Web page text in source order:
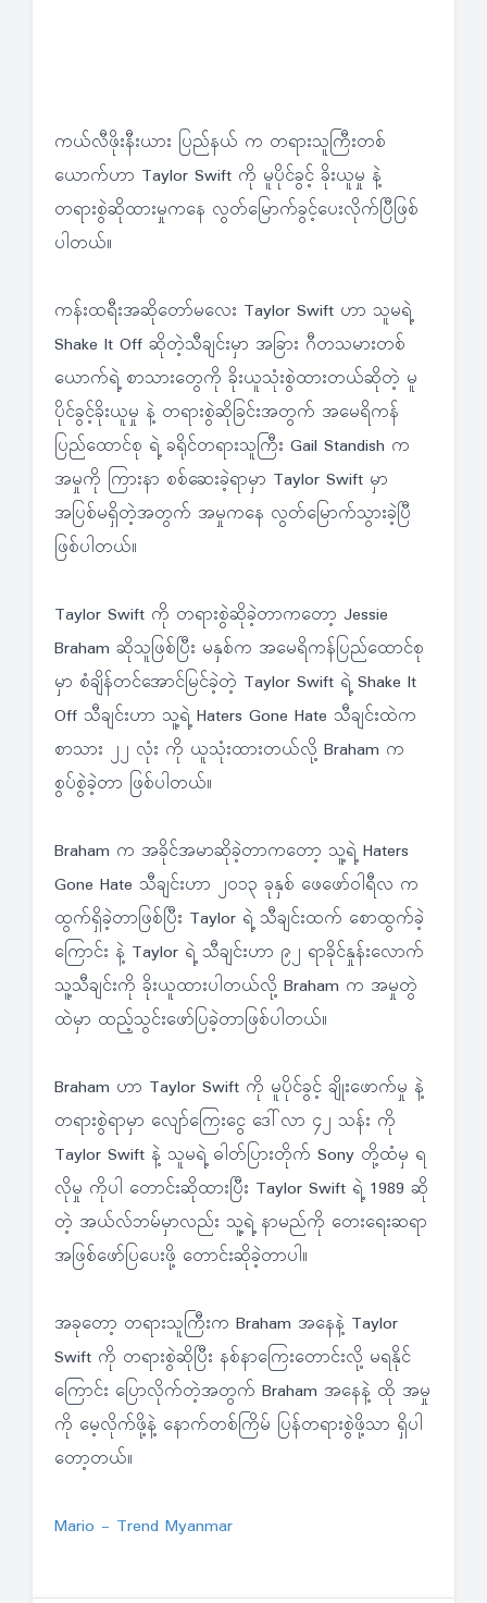
ကယ်လီဖိုးနီးယား ပြည်နယ် က တရားသူကြီးတစ်
ယောက်ဟာ Taylor Swift ကို မူပိုင်ခွင့် ခိုးယူမှု နဲ့
တရားစွဲဆိုထားမှုကနေ လွတ်မြောက်ခွင့်ပေးလိုက်ပြီဖြစ်
ပါတယ်။
ကန်းထရီးအဆိုတော်မလေး Taylor Swift ဟာ သူမရဲ့
Shake It Off ဆိုတဲ့သီချင်းမှာ အခြား ဂီတသမားတစ်
ယောက်ရဲ့ စာသားတွေကို ခိုးယူသုံးစွဲထားတယ်ဆိုတဲ့ မူ
ပိုင်ခွင့်ခိုးယူမှု နဲ့ တရားစွဲဆိုခြင်းအတွက် အမေရိကန်
ပြည်ထောင်စု ရဲ့ ခရိုင်တရားသူကြီး Gail Standish က
အမှုကို ကြားနာ စစ်ဆေးခဲ့ရာမှာ Taylor Swift မှာ
အပြစ်မရှိတဲ့အတွက် အမှုကနေ လွတ်မြောက်သွားခဲ့ပြီ
ဖြစ်ပါတယ်။
Taylor Swift ကို တရားစွဲဆိုခဲ့တာကတော့ Jessie
Braham ဆိုသူဖြစ်ပြီး မနှစ်က အမေရိကန်ပြည်ထောင်စု
မှာ စံချိန်တင်အောင်မြင်ခဲ့တဲ့ Taylor Swift ရဲ့ Shake It
Off သီချင်းဟာ သူ့ရဲ့ Haters Gone Hate သီချင်းထဲက
စာသား ၂၂ လုံး ကို ယူသုံးထားတယ်လို့ Braham က
စွပ်စွဲခဲ့တာ ဖြစ်ပါတယ်။
Braham က အခိုင်အမာဆိုခဲ့တာကတော့ သူ့ရဲ့ Haters
Gone Hate သီချင်းဟာ ၂၀၁၃ ခုနှစ် ဖေဖော်ဝါရီလ က
ထွက်ရှိခဲ့တာဖြစ်ပြီး Taylor ရဲ့ သီချင်းထက် စောထွက်ခဲ့
ကြောင်း နဲ့ Taylor ရဲ့ သီချင်းဟာ ၉၂ ရာခိုင်နှုန်းလောက်
သူ့သီချင်းကို ခိုးယူထားပါတယ်လို့ Braham က အမှုတွဲ
ထဲမှာ ထည့်သွင်းဖော်ပြခဲ့တာဖြစ်ပါတယ်။
Braham ဟာ Taylor Swift ကို မူပိုင်ခွင့် ချိုးဖောက်မှု နဲ့
တရားစွဲရာမှာ လျော်ကြေးငွေ ဒေါ်လာ ၄၂ သန်း ကို
Taylor Swift နဲ့ သူမရဲ့ ဓါတ်ပြားတိုက် Sony တို့ထံမှ ရ
လိုမှု ကိုပါ တောင်းဆိုထားပြီး Taylor Swift ရဲ့ 1989 ဆို
တဲ့ အယ်လ်ဘမ်မှာလည်း သူ့ရဲ့ နာမည်ကို တေးရေးဆရာ
အဖြစ်ဖော်ပြပေးဖို့ တောင်းဆိုခဲ့တာပါ။
အခုတော့ တရားသူကြီးက Braham အနေနဲ့ Taylor
Swift ကို တရားစွဲဆိုပြီး နစ်နာကြေးတောင်းလို့ မရနိုင်
ကြောင်း ပြောလိုက်တဲ့အတွက် Braham အနေနဲ့ ထို အမှု
ကို မေ့လိုက်ဖို့နဲ့ နောက်တစ်ကြိမ် ပြန်တရားစွဲဖို့သာ ရှိပါ
တော့တယ်။
Mario - Trend Myanmar